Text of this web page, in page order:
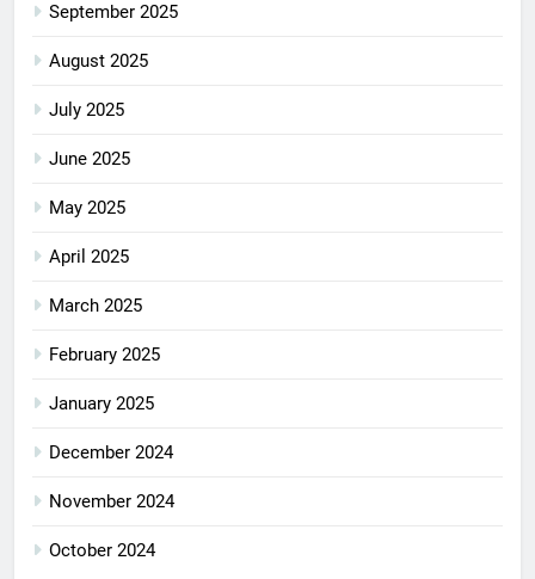
September 2025
August 2025
July 2025
June 2025
May 2025
April 2025
March 2025
February 2025
January 2025
December 2024
November 2024
October 2024